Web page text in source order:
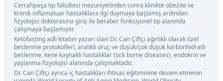
Cerrahpaşa tıp fakültesi mezuniyetinden sonra klinikte obezite ve
kronik inflamatuar hastalıklara ilgi duymaya başlamış ardından
fizyolojisi doktorasına giriş ile beraber fonksiyonel tıp alanında
çalışmaya başlamıştır.
Ketofasting adlı kitabın yazarı olan Dr. Can Çiftçi ağırlıklı olarak özel
beslenme protokolleri, aralıklı oruç ve düşük/çok düşük karbonhidratlı
beslenme, kene kaynaklı hastalıklar (tick borne diseases), endokrin ve
yaşlanma fizyolojisi alanında çalışmaktadır.
Dr. Can Çiftçi ayrıca iç hastalıkları ihtisas eğitiminine devam etmenin